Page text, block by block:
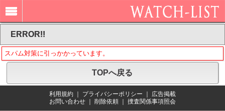
ERROR!!
スパム対策に引っかかっています。
TOPへ戻る
利用規約 プライバシーポリシー
広告掲載
お問い合わせ
削除依頼 捜査関係事項照会